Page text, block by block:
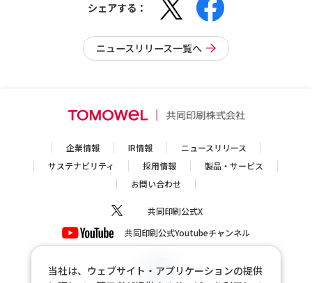
シェアする：
ニュースリリース一覧へ
企業情報 IR情報
ニュースリリース
サステナビリティ
採用情報
製品・サービス
お問い合わせ
共同印刷公式X
共同印刷公式Youtubeチャンネル
当社は、ウェブサイト・アプリケーションの提供